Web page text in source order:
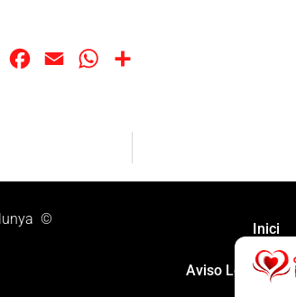
Facebook
Email WhatsApp
©
Inici
Aviso Legal